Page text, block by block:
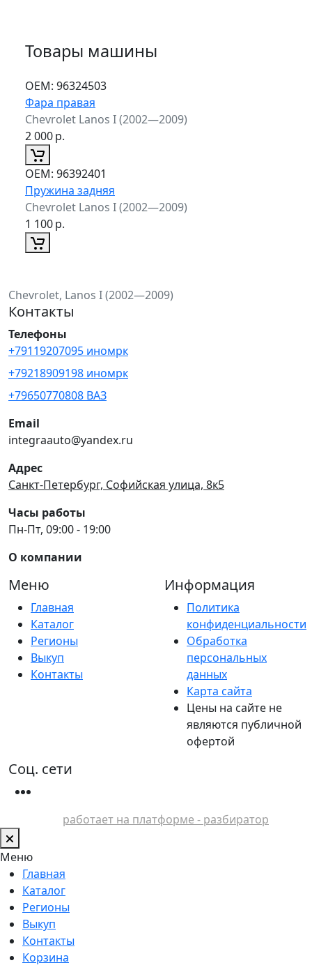
Товары машины
ОЕМ: 96324503
Фара правая
Chevrolet Lanos I (2002—2009)
2 000р.
ОЕМ: 96392401
Пружина задняя
Chevrolet Lanos I (2002—2009)
1 100р.
Chevrolet, Lanos I (2002—2009)
Контакты
Телефоны
+79119207095 иномрк
+79218909198 иномрк
+79650770808 ВАЗ
Email
integraauto@yandex.ru
Адрес
Санкт-Петербург, Софийская улица, 8к5
Часы работы
Пн-Пт, 09:00 - 19:00
О компании
Меню
Главная
Каталог
Регионы
Выкуп
Контакты
Информация
Политика
конфиденциальности
Обработка
персональных
данных
Карта сайта
Цены на сайте не
являются публичной
офертой
Соц. сети
работает на платформе - разбиратор
Меню
Главная
Каталог
Регионы
Выкуп
Контакты
Корзина